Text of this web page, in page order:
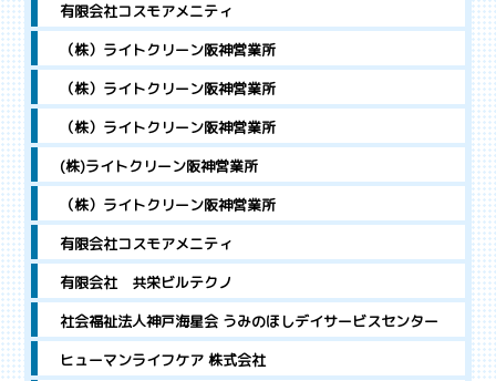
有限会社コスモアメニティ
（株）ライトクリーン阪神営業所
（株）ライトクリーン阪神営業所
（株）ライトクリーン阪神営業所
(株)ライトクリーン阪神営業所
（株）ライトクリーン阪神営業所
有限会社コスモアメニティ
有限会社 共栄ビルテクノ
社会福祉法人神戸海星会 うみのほしデイサービスセンター
ヒューマンライフケア 株式会社